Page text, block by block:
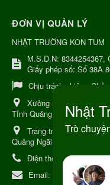
ĐƠN VỊ QUẢN LÝ
NHẬT TRƯỜNG KON TUM
M.S.D.N: 8344254367,
Giấy phép số: Số
Chịu trách nhiệm: Chủ
Xưởng sản xuất:
Tỉnh Quảng Ngải
Trang trại Dược Liệu
Quảng Ngãi
Điện thoại:+84
Email: